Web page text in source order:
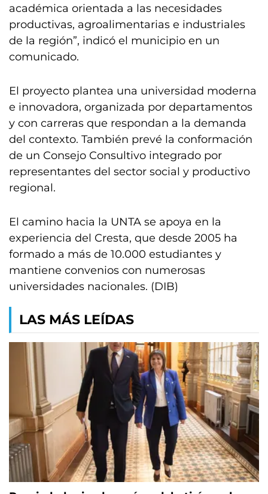
académica orientada a las necesidades
productivas, agroalimentarias e industriales
de la región”, indicó el municipio en un
comunicado.
El proyecto plantea una universidad moderna
e innovadora, organizada por departamentos
y con carreras que respondan a la demanda
del contexto. También prevé la conformación
de un Consejo Consultivo integrado por
representantes del sector social y productivo
regional.
El camino hacia la UNTA se apoya en la
experiencia del Cresta, que desde 2005 ha
formado a más de 10.000 estudiantes y
mantiene convenios con numerosas
universidades nacionales. (DIB)
LAS MÁS LEÍDAS